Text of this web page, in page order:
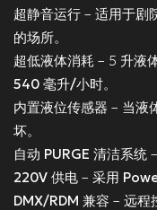
超静音运行 – 适用于剧
的场所。
超低液体消耗 – 5 升液
540 毫升/小时。
内置液位传感器 – 当液
坏。
自动 PURGE 清洁系统
220V 供电 – 采用
DMX/RDM 兼容 – 远程